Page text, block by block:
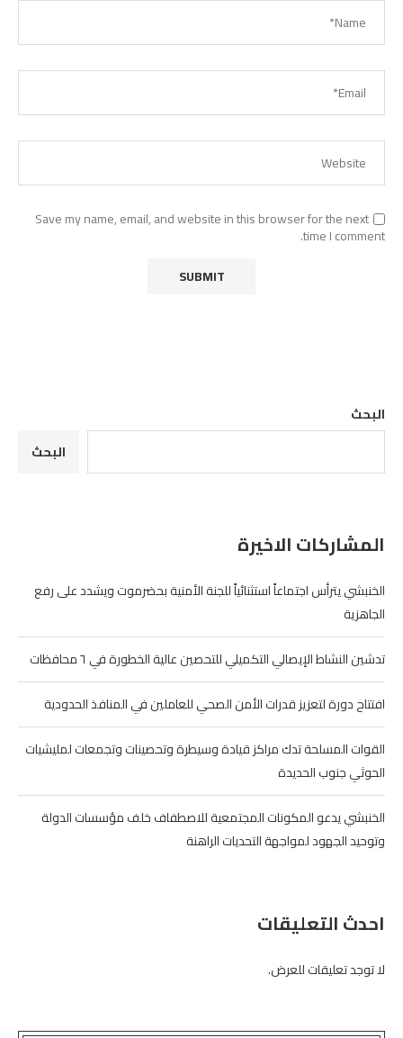
Save my name, email, and website in this browser for the next
time I comment.
البحث
البحث
المشاركات الاخيرة
الخنبشي يترأس اجتماعاً استثنائياً للجنة الأمنية بحضرموت ويشدد على رفع
الجاهزية
تدشين النشاط الإيصالي التكميلي للتحصين عالية الخطورة في ٦ محافظات
افتتاح دورة لتعزيز قدرات الأمن الصحي للعاملين في المنافذ الحدودية
القوات المسلحة تدك مراكز قيادة وسيطرة وتحصينات وتجمعات لمليشيات
الحوثي جنوب الحديدة
الخنبشي يدعو المكونات المجتمعية للاصطفاف خلف مؤسسات الدولة
وتوحيد الجهود لمواجهة التحديات الراهنة
احدث التعليقات
لا توجد تعليقات للعرض.